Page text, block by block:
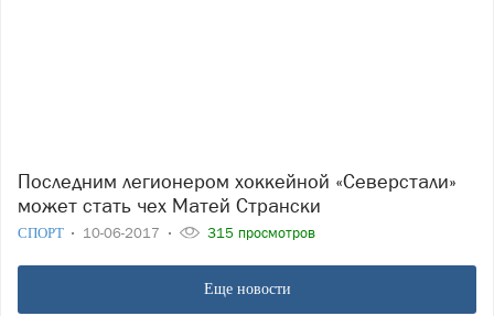
Последним легионером хоккейной «Северстали»
может стать чех Матей Странски
СПОРТ 10-06-2017 315 просмотров
Еще новости